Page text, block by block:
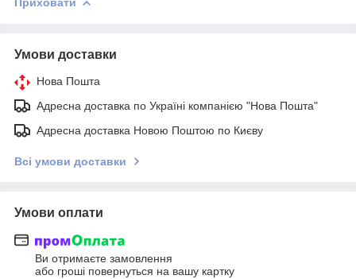
Умови доставки
Нова Пошта
Адресна доставка по Україні компанією "Нова Пошта"
Адресна доставка Новою Поштою по Києву
Всі умови доставки
Умови оплати
Ви отримаєте замовлення
або гроші повернуться на вашу картку